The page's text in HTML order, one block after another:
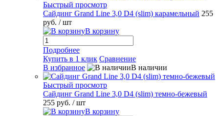
Быстрый просмотр
Сайдинг Grand Line 3,0 D4 (slim) карамельный 255
руб. / шт
В корзину
Подробнее
Купить в 1 клик Сравнение
В избранное
В наличии
Быстрый просмотр
Сайдинг Grand Line 3,0 D4 (slim) темно-бежевый
255 руб. / шт
В корзину